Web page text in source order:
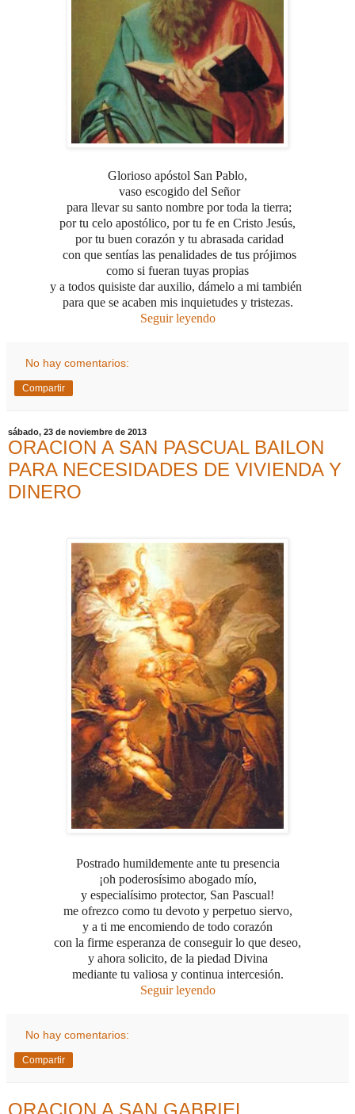
Glorioso apóstol San Pablo,
vaso escogido del Señor
para llevar su santo nombre por toda la tierra;
por tu celo apostólico, por tu fe en Cristo Jesús,
por tu buen corazón y tu abrasada caridad
con que sentías las penalidades de tus prójimos
como si fueran tuyas propias
y a todos quisiste dar auxilio, dámelo a mi también
para que se acaben mis inquietudes y tristezas.
Seguir leyendo
No hay comentarios:
Compartir
sábado, 23 de noviembre de 2013
ORACION A SAN PASCUAL BAILON
PARA NECESIDADES DE VIVIENDA Y
DINERO
Postrado humildemente ante tu presencia
¡oh poderosísimo abogado mío,
y especialísimo protector, San Pascual!
me ofrezco como tu devoto y perpetuo siervo,
y a ti me encomiendo de todo corazón
con la firme esperanza de conseguirlo que deseo,
y ahora solicito, de la piedad Divina
mediante tu valiosa y continua intercesión.
Seguir leyendo
No hay comentarios:
Compartir
ORACION A SAN GABRIEL